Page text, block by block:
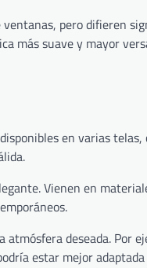
pero difieren
más suave y mayor
en varias
Vienen en
deseada. Por
estar mejor